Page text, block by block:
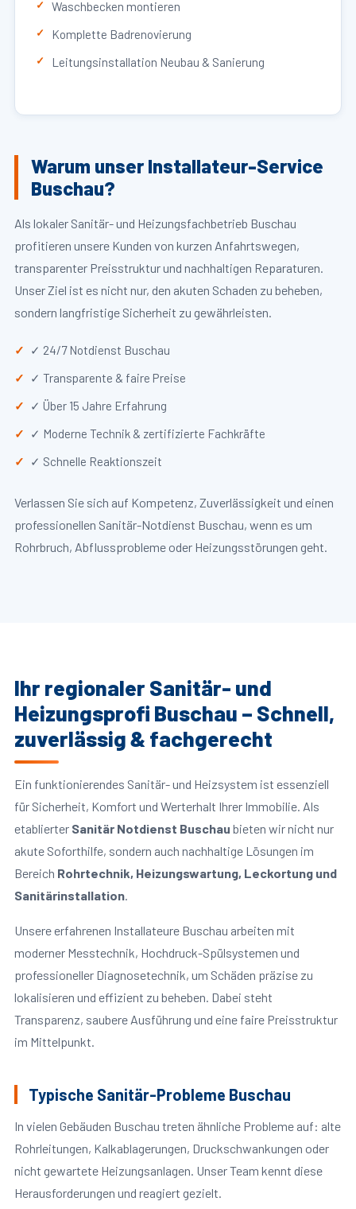
Waschbecken montieren
Komplette Badrenovierung
Leitungsinstallation Neubau & Sanierung
Warum unser Installateur-Service
Buschau?
Als lokaler Sanitär- und Heizungsfachbetrieb Buschau
profitieren unsere Kunden von kurzen Anfahrtswegen,
transparenter Preisstruktur und nachhaltigen Reparaturen.
Unser Ziel ist es nicht nur, den akuten Schaden zu beheben,
sondern langfristige Sicherheit zu gewährleisten.
✓ 24/7 Notdienst Buschau
✓ Transparente & faire Preise
✓ Über 15 Jahre Erfahrung
✓ Moderne Technik & zertifizierte Fachkräfte
✓ Schnelle Reaktionszeit
Verlassen Sie sich auf Kompetenz, Zuverlässigkeit und einen
professionellen Sanitär-Notdienst Buschau, wenn es um
Rohrbruch, Abflussprobleme oder Heizungsstörungen geht.
Ihr regionaler Sanitär- und
Heizungsprofi Buschau – Schnell,
zuverlässig & fachgerecht
Ein funktionierendes Sanitär- und Heizsystem ist essenziell
für Sicherheit, Komfort und Werterhalt Ihrer Immobilie. Als
etablierter Sanitär Notdienst Buschau bieten wir nicht nur
akute Soforthilfe, sondern auch nachhaltige Lösungen im
Bereich Rohrtechnik, Heizungswartung, Leckortung und
Sanitärinstallation.
Unsere erfahrenen Installateure Buschau arbeiten mit
moderner Messtechnik, Hochdruck-Spülsystemen und
professioneller Diagnosetechnik, um Schäden präzise zu
lokalisieren und effizient zu beheben. Dabei steht
Transparenz, saubere Ausführung und eine faire Preisstruktur
im Mittelpunkt.
Typische Sanitär-Probleme Buschau
In vielen Gebäuden Buschau treten ähnliche Probleme auf: alte
Rohrleitungen, Kalkablagerungen, Druckschwankungen oder
nicht gewartete Heizungsanlagen. Unser Team kennt diese
Herausforderungen und reagiert gezielt.